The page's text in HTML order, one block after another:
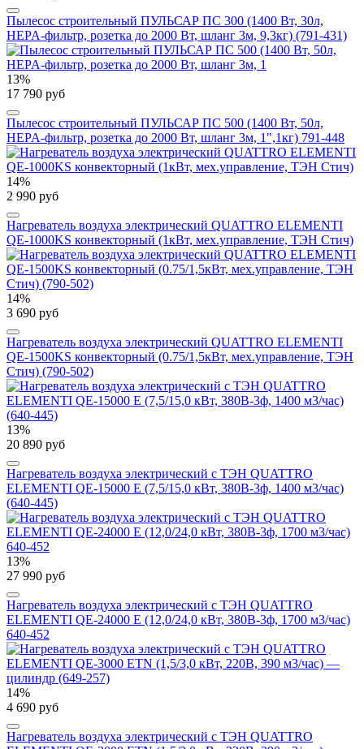
Пылесос строительный ПУЛЬСАР ПС 300 (1400 Вт, 30л,
HEPA-фильтр, розетка до 2000 Вт, шланг 3м, 9,3кг) (791-431)
13%
17 790 руб
Пылесос строительный ПУЛЬСАР ПС 500 (1400 Вт, 50л,
HEPA-фильтр, розетка до 2000 Вт, шланг 3м, 1",1кг) 791-448
14%
2 990 руб
Нагреватель воздуха электрический QUATTRO ELEMENTI
QE-1000KS конвекторный (1кВт, мех.управление, ТЭН Стич)
14%
3 690 руб
Нагреватель воздуха электрический QUATTRO ELEMENTI
QE-1500KS конвекторный (0.75/1,5кВт, мех.управление, ТЭН
Стич) (790-502)
13%
20 890 руб
Нагреватель воздуха электрический с ТЭН QUATTRO
ELEMENTI QE-15000 E (7,5/15,0 кВт, 380В-3ф, 1400 м3/час)
(640-445)
13%
27 990 руб
Нагреватель воздуха электрический с ТЭН QUATTRO
ELEMENTI QE-24000 E (12,0/24,0 кВт, 380В-3ф, 1700 м3/час)
640-452
14%
4 690 руб
Нагреватель воздуха электрический с ТЭН QUATTRO